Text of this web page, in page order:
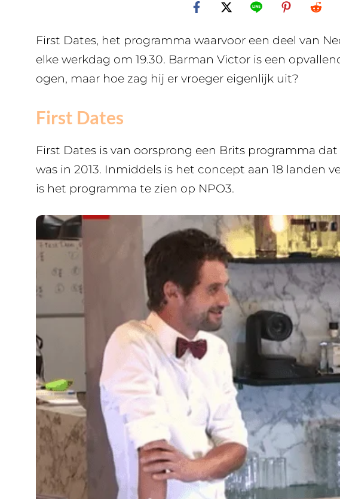
First Dates, het programma waarvoor een deel van
elke werkdag om 19.30. Barman Victor is een
ogen, maar hoe zag hij er vroeger eigenlijk uit?
First Dates
First Dates is van oorsprong een Brits programma
was in 2013. Inmiddels is het concept aan 18 landen
is het programma te zien op NPO3.